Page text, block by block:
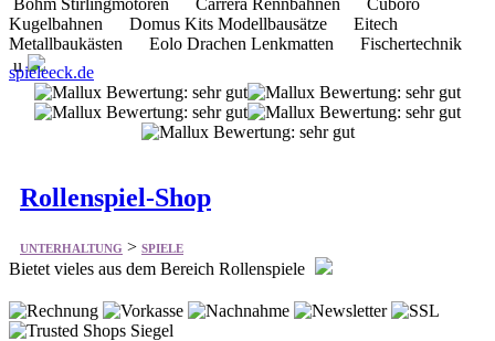
Kugelbahnen Domus Kits Modellbausätze Eitech
Metallbaukästen Eolo Drachen Lenkmatten Fischertechnik
u
spieleeck.de
Rollenspiel-Shop
UNTERHALTUNG > SPIELE
Bietet vieles aus dem Bereich Rollenspiele